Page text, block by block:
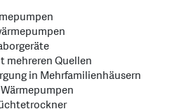
mehreren Quellen
in Mehrfamilienhäusern